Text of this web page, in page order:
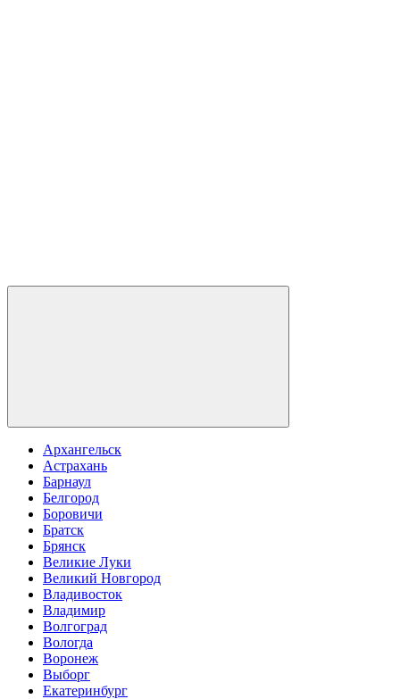
Архангельск
Астрахань
Барнаул
Белгород
Боровичи
Братск
Брянск
Великие Луки
Великий Новгород
Владивосток
Владимир
Волгоград
Вологда
Воронеж
Выборг
Екатеринбург